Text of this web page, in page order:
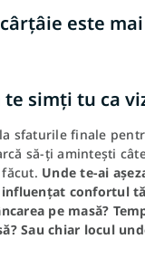
este
te simți tu ca
sfaturile finale
să-ți amintești
Unde te-ai
confortul
pe masă?
Sau chiar locul